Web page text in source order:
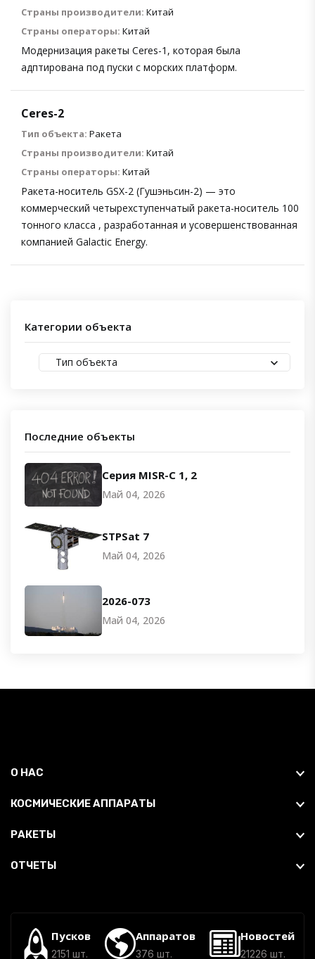
Страны производители: Китай
Страны операторы: Китай
Модернизация ракеты Ceres-1, которая была
адптирована под пуски с морских платформ.
Ceres-2
Тип объекта: Ракета
Страны производители: Китай
Страны операторы: Китай
Ракета-носитель GSX-2 (Гушэньсин-2) — это
коммерческий четырехступенчатый ракета-носитель 100
тонного класса , разработанная и усовершенствованная
компанией Galactic Energy.
Категории объекта
Тип объекта
Последние объекты
Серия MISR-C 1, 2
Май 04, 2026
STPSat 7
Май 04, 2026
2026-073
Май 04, 2026
О НАС
КОСМИЧЕСКИЕ АППАРАТЫ
РАКЕТЫ
ОТЧЕТЫ
Пусков
2151 шт.
Аппаратов
376 шт.
Новостей
21226 шт.